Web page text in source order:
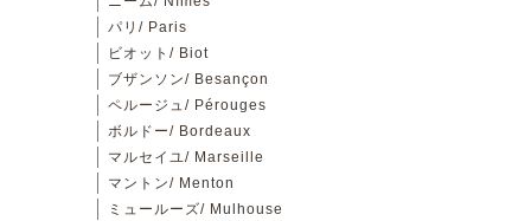
パリ/ Paris
ビオット/ Biot
ブザンソン/ Besançon
ペルージュ/ Pérouges
ボルドー/ Bordeaux
マルセイユ/ Marseille
マントン/ Menton
ミュールーズ/ Mulhouse